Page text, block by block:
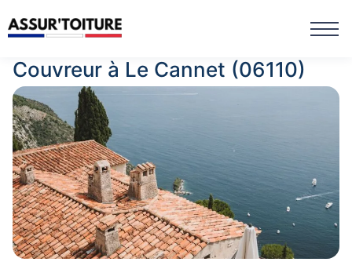
Couvreur à Le Cannet (06110)